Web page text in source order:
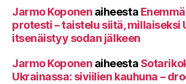
Jarmo Koponen aiheesta
protesti – taistelu siitä, millaiseksi
itsenäistyy sodan jälkeen
Jarmo Koponen aiheesta
Ukrainassa: siviilien kauhuna –